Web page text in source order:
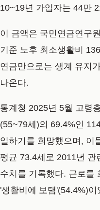
10~19년 가입자는 44만
이 금액은 국민연금연구
기준 노후 최소생활비
연금만으로는 생계 유지
나온다.
통계청 2025년 5월 고령
(55~79세)의 69.4%인
일하기를 희망했으며, 이
평균 73.4세로 2011년
수치를 기록했다. 근로를
'생활비에 보탬'(54.4%)이